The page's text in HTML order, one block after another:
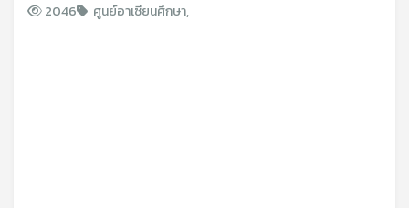
2046 ศูนย์อาเซียนศึกษา,